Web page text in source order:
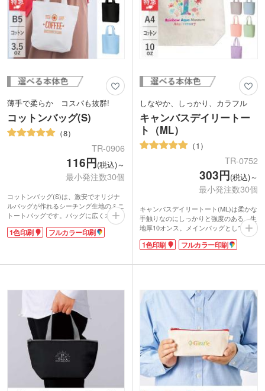
ジナルグッズ製作にいかがでしょうか。
薄手で柔らか コスパも抜群!
コットンバッグ(S)
8
TR-0906
116円(税込)～
最小発注数30個
コットンバッグ(S)は、激安でオリジナ
ルバッグが作れるシーチング生地のミニ
トートバッグです。バッグに広くオリジ
ナルの1色・フルカラー印刷ができま
す。
らかい生地なので、ちょっと荷物が増え
で、他と差のつく目立つオリジナルバッ
グの製作ができます。
1色印刷 フルカラー印刷
しなやか、しっかり、カラフル
キャンバスデイリートー
ト（ML）
1
TR-0752
303円(税込)～
最小発注数30個
キャンバスデイリートート(ML)は柔かな
手触りなのにしっかりと強度のある、生
地厚10オンス。メインバッグとして使え
る、収納力たっぷりのショルダータイ
プ。外出先で荷物が増えても安心です。
ベーシックカラーからトレンドのくすみ
カラーにあわせて選ぶことができます。
印刷面が広いのでPR効果も抜群です
よ。
1色印刷 フルカラー印刷